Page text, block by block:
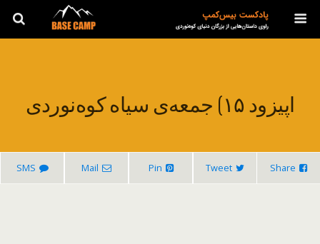
اپیزود ۱۵) جمعه‌ی سیاه کوه‌نوردی
Share
Tweet
Pin
Mail
SMS